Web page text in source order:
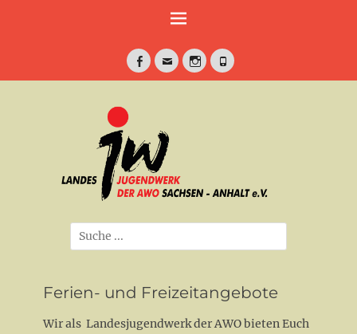
Facebook
E-
InstagramTelefon
Suche
nach:
Ferien- und Freizeitangebote
Wir als Landesjugendwerk der AWO bieten Euch